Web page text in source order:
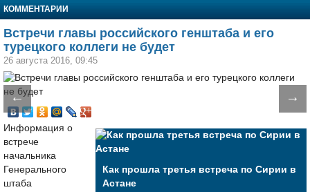
КОММЕНТАРИИ
Встречи главы российского генштаба и его
турецкого коллеги не будет
26 августа 2016, 09:45
← →
Как прошла третья встреча по Сирии в
Астане
Информация о
встрече
начальника
Генерального
штаба